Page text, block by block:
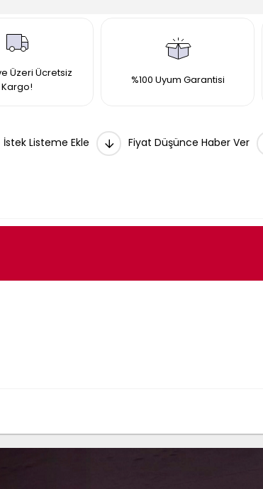
Üzeri Ücretsiz
Kargo!
%100 Uyum Garantisi
İstek Listeme Ekle Fiyat Düşünce Haber Ver